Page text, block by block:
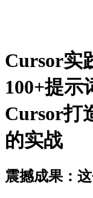
Cursor实
100+提示
Cursor打
的实战
震撼成果：